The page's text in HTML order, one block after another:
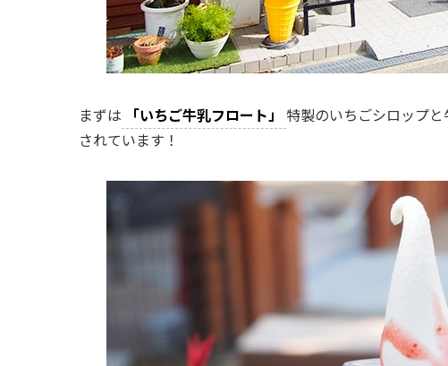
まずは 「いちご牛乳フロート」
特製のいちごシロップ
されています！